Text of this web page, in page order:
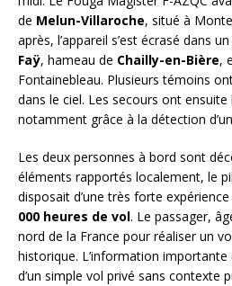
de Melun-Villaroche, situé à
après, l’appareil s’est écrasé dans
Faÿ, hameau de Chailly-en-Bière,
Fontainebleau. Plusieurs témoins
dans le ciel. Les secours ont
notamment grâce à la détection
Les deux personnes à bord sont
éléments rapportés localement, le
disposait d’une très forte
000 heures de vol. Le passager,
nord de la France pour réaliser un
historique. L’information importante
d’un simple vol privé sans contexte